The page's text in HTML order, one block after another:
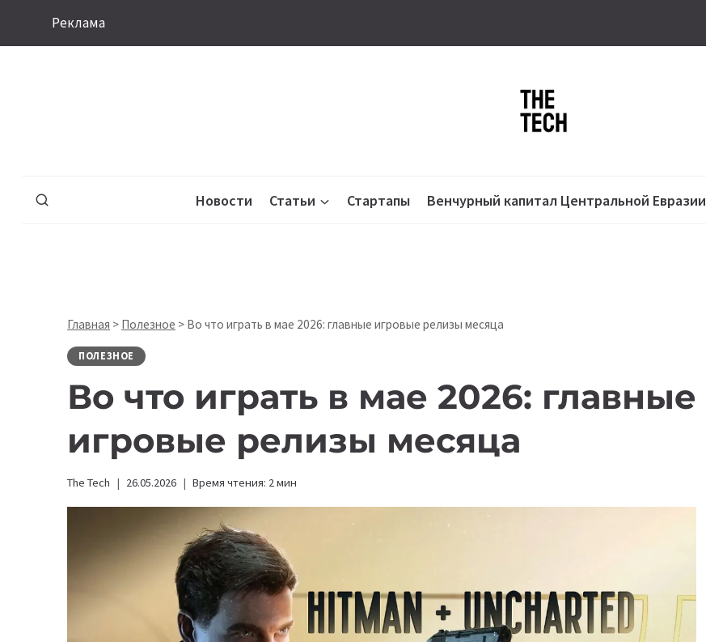
Реклама
Новости Статьи Стартапы Венчурный капитал Центральной Евразии
Главная > Полезное > Во что играть в мае 2026: главные игровые релизы месяца
ПОЛЕЗНОЕ
Во что играть в мае 2026: главные
игровые релизы месяца
The Tech 26.05.2026 Время чтения: 2мин